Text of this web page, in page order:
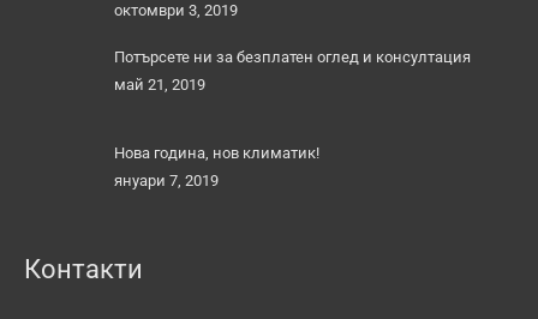
октомври 3, 2019
Потърсете ни за безплатен оглед и консултация
май 21, 2019
Нова година, нов климатик!
януари 7, 2019
Контакти